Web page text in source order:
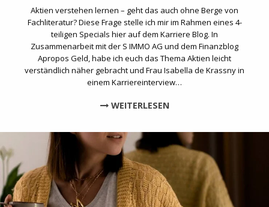
Aktien verstehen lernen – geht das auch ohne Berge von
Fachliteratur? Diese Frage stelle ich mir im Rahmen eines 4-
teiligen Specials hier auf dem Karriere Blog. In
Zusammenarbeit mit der S IMMO AG und dem Finanzblog
Apropos Geld, habe ich euch das Thema Aktien leicht
verständlich näher gebracht und Frau Isabella de Krassny in
einem Karriereinterview…
WEITERLESEN